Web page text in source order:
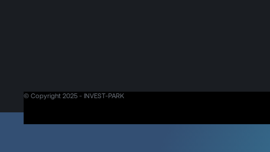
© Copyright 2025 - INVEST-PARK